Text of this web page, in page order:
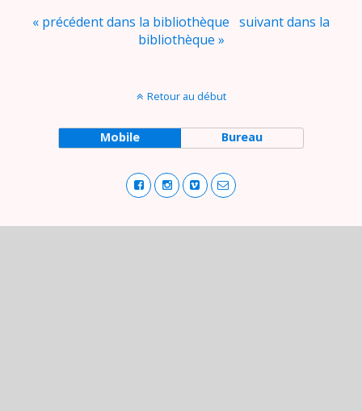
« précédent dans la bibliothèque suivant dans la
bibliothèque »
Retour au début
Mobile Bureau